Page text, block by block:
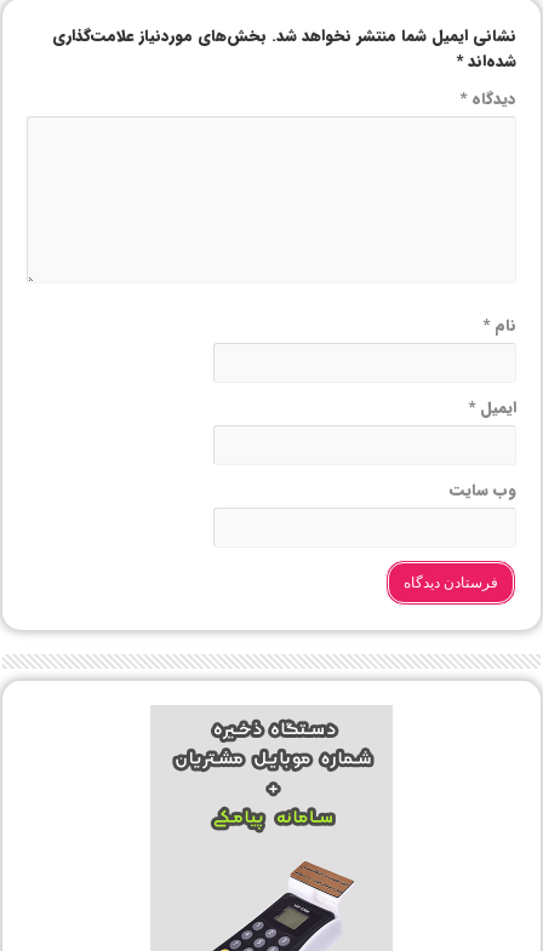
نشانی ایمیل شما منتشر نخواهد شد. بخش‌های موردنیاز علامت‌گذاری
شده‌اند*
دیدگاه*
نام*
ایمیل*
وب‌ سایت